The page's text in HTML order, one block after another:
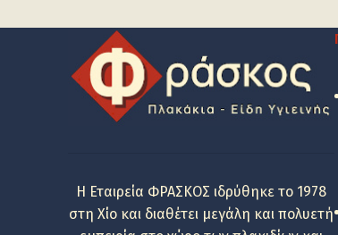
Η Εταιρεία ΦΡΑΣΚΟΣ ιδρύθηκε το 1978
στη Χίο και διαθέτει μεγάλη και πολυετή